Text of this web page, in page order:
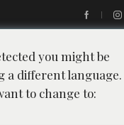
you might be
a different language.
to change to: